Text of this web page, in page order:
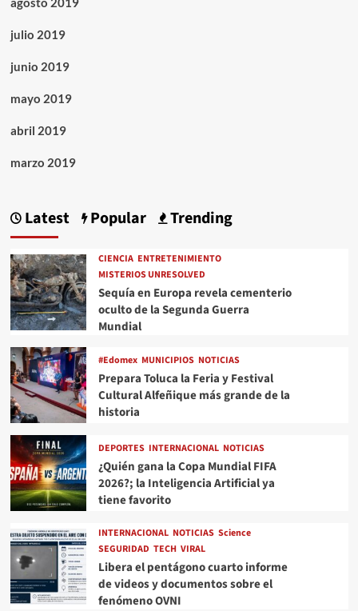
julio 2019
junio 2019
mayo 2019
abril 2019
marzo 2019
Latest Popular Trending
CIENCIA ENTRETENIMIENTO
MISTERIOS UNRESOLVED
Sequía en Europa revela cementerio
oculto de la Segunda Guerra
Mundial
#Edomex MUNICIPIOS NOTICIAS
Prepara Toluca la Feria y Festival
Cultural Alfeñique más grande de la
historia
DEPORTES INTERNACIONAL NOTICIAS
¿Quién gana la Copa Mundial FIFA
2026?; la Inteligencia Artificial ya
tiene favorito
INTERNACIONAL NOTICIAS Science
SEGURIDAD TECH VIRAL
Libera el pentágono cuarto informe
de videos y documentos sobre el
fenómeno OVNI